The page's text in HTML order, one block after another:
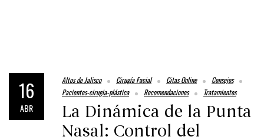
16
ABR
Altos de Jalisco Cirugía Facial Citas Online
Consejos
Pacientes-cirugia-plástica
Recomendaciones Tratamientos
La Dinámica de la Punta
Nasal: Control del